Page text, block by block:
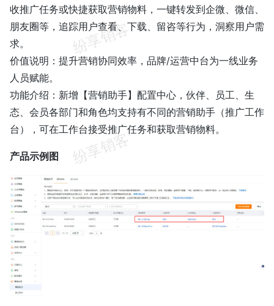
收推广任务或快捷获取营销物料，一键转发到企微、微信、
朋友圈等，追踪用户查看、下载、留咨等行为，洞察用户需
求。
价值说明：提升营销协同效率，品牌/运营中台为一线业务
人员赋能。
功能介绍：新增【营销助手】配置中心，伙伴、员工、生
态、会员各部门和角色均支持有不同的营销助手（推广工作
台），可在工作台接受推广任务和获取营销物料。
产品示例图